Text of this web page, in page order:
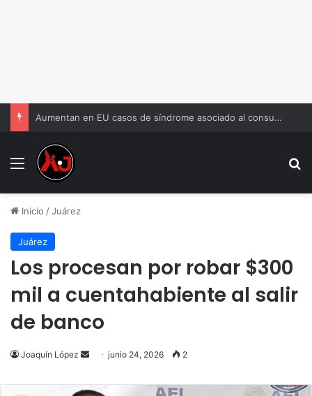
Aumentan en EU casos de síndrome asociado al consumo frecuente de marihuana
Menu
Inicio /Juárez
Juárez
Los procesan por robar $300
mil a cuentahabiente al salir
de banco
Joaquín López
Send
email
junio 24, 2026 2